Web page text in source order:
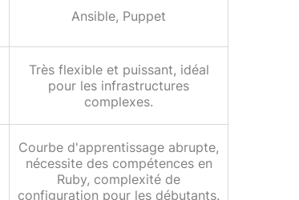
Ansible, Puppet
Très flexible et puissant, idéal
pour les infrastructures
complexes.
Courbe d'apprentissage abrupte,
nécessite des compétences en
Ruby, complexité de
configuration pour les débutants.